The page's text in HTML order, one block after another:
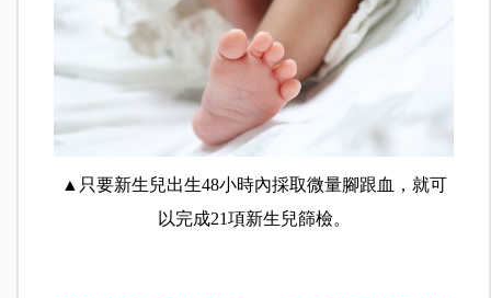
▲只要新生兒出生48小時內採取微量腳跟血，就可
以完成21項新生兒篩檢。